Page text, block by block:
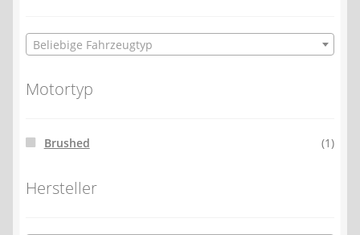
Beliebige Fahrzeugtyp
Motortyp
Brushed (1)
Hersteller